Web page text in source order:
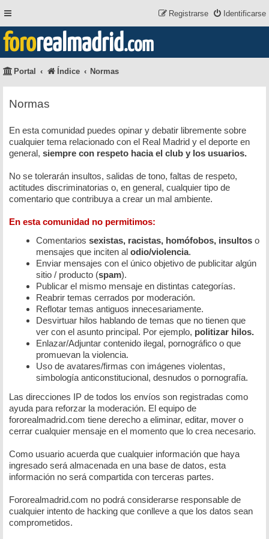
Identificarse
Registrarse
fororealmadrid.com
Portal Índice Normas
Normas
En esta comunidad puedes opinar y debatir libremente sobre
cualquier tema relacionado con el Real Madrid y el deporte en
general, siempre con respeto hacia el club y los usuarios.
No se tolerarán insultos, salidas de tono, faltas de respeto,
actitudes discriminatorias o, en general, cualquier tipo de
comentario que contribuya a crear un mal ambiente.
En esta comunidad no permitimos:
Comentarios sexistas, racistas, homófobos, insultos o
mensajes que inciten al odio/violencia.
Enviar mensajes con el único objetivo de publicitar algún
sitio / producto (spam).
Publicar el mismo mensaje en distintas categorías.
Reabrir temas cerrados por moderación.
Reflotar temas antiguos innecesariamente.
Desvirtuar hilos hablando de temas que no tienen que
ver con el asunto principal. Por ejemplo, politizar hilos.
Enlazar/Adjuntar contenido ilegal, pornográfico o que
promuevan la violencia.
Uso de avatares/firmas con imágenes violentas,
simbología anticonstitucional, desnudos o pornografía.
Las direcciones IP de todos los envíos son registradas como
ayuda para reforzar la moderación. El equipo de
fororealmadrid.com tiene derecho a eliminar, editar, mover o
cerrar cualquier mensaje en el momento que lo crea necesario.
Como usuario acuerda que cualquier información que haya
ingresado será almacenada en una base de datos, esta
información no será compartida con terceras partes.
Fororealmadrid.com no podrá considerarse responsable de
cualquier intento de hacking que conlleve a que los datos sean
comprometidos.